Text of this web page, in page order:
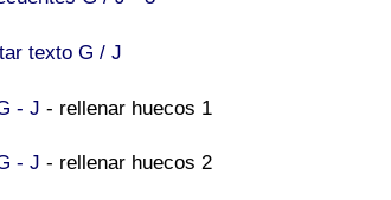
texto G / J
- J - rellenar huecos 1
- J - rellenar huecos 2